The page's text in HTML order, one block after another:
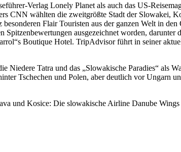
Verlag Lonely Planet als auch das US-
CNN wählten die zweitgrößte Stadt der Slowakei,
Flair Touristen aus der ganzen Welt in
ausgezeichnet worden,
Boutique Hotel. TripAdvisor führt in seiner
Niedere Tatra und das „Slowakische Paradies“ als
Tschechen und Polen, aber deutlich vor Ungarn
und Kosice: Die slowakische Airline Danube